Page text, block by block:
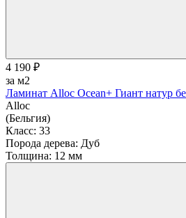
4 190 ₽
за м2
Ламинат Alloc Ocean+ Гиант натур
Alloc
(Бельгия)
Класс: 33
Порода дерева: Дуб
Толщина: 12 мм